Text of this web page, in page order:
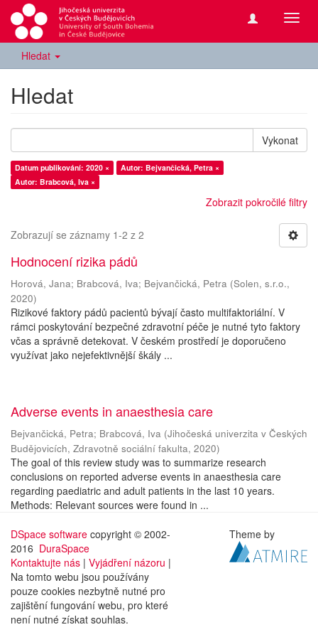
Hledat
Hledat
Vykonat
Datum publikování: 2020 ×
Autor: Bejvančická, Petra ×
Autor: Brabcová, Iva ×
Zobrazit pokročilé filtry
Zobrazují se záznamy 1-2 z 2
Hodnocení rizika pádů
Horová, Jana; Brabcová, Iva; Bejvančická, Petra (Solen, s.r.o.,
2020)
Rizikové faktory pádů pacientů bývají často multifaktoriální. V
rámci poskytování bezpečné zdravotní péče je nutné tyto faktory
včas a správně detekovat. V českém prostředí je doporučeno
využívat jako nejefektivnější škály ...
Adverse events in anaesthesia care
Bejvančická, Petra; Brabcová, Iva (Jihočeská univerzita v Českých
Budějovicích, Zdravotně sociální fakulta, 2020)
The goal of this review study was to summarize research
conclusions on reported adverse events in anaesthesia care
regarding paediatric and adult patients in the last 10 years.
Methods: Relevant sources were found in ...
DSpace software copyright © 2002-
2016 DuraSpace
Kontaktujte nás | Vyjádření názoru |
Na tomto webu jsou používány
pouze cookies nezbytně nutné pro
zajištění fungování webu, pro které
není nutné získat souhlas.
Theme by